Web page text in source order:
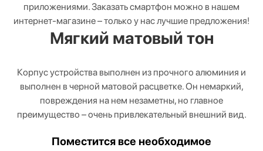
приложениями. Заказать смартфон можно в нашем
интернет-магазине – только у нас лучшие предложения!
Мягкий матовый тон
Корпус устройства выполнен из прочного алюминия и
выполнен в черной матовой расцветке. Он немаркий,
повреждения на нем незаметны, но главное
преимущество – очень привлекательный внешний вид.
Поместится все необходимое